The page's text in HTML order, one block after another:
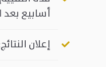
أسابيع بعد
إعلان النتائج